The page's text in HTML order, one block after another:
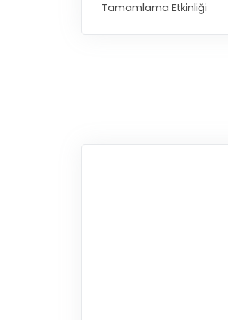
Tamamlama Etkinliği